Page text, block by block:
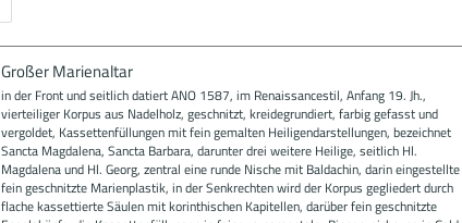
Großer Marienaltar
in der Front und seitlich datiert ANO 1587, im Renaissancestil, Anfang 19. Jh.,
vierteiliger Korpus aus Nadelholz, geschnitzt, kreidegrundiert, farbig gefasst und
vergoldet, Kassettenfüllungen mit fein gemalten Heiligendarstellungen, bezeichnet
Sancta Magdalena, Sancta Barbara, darunter drei weitere Heilige, seitlich Hl.
Magdalena und Hl. Georg, zentral eine runde Nische mit Baldachin, darin eingestellte
fein geschnitzte Marienplastik, in der Senkrechten wird der Korpus gegliedert durch
flache kassettierte Säulen mit korinthischen Kapitellen, darüber fein geschnitzte